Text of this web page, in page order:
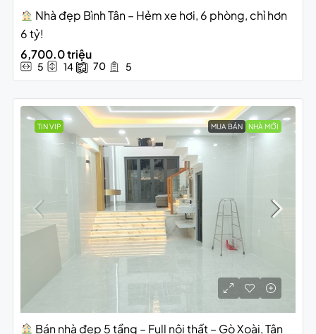
Nhà đẹp Bình Tân – Hẻm xe hơi, 6 phòng, chỉ hơn
6 tỷ!
6,700.0 triệu
5 14 70 5
TIN VIP MUA BÁN NHÀ MỚI
Bán nhà đẹp 5 tầng – Full nội thất – Gò Xoài, Tân